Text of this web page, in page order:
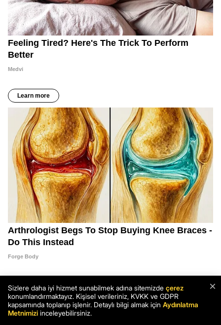
×
Sizlere daha iyi hizmet sunabilmek adına sitemizde çerez
konumlandırmaktayız. Kişisel verileriniz, KVKK ve GDPR
kapsamında toplanıp işlenir. Detaylı bilgi almak için Aydınlatma
Metnimizi inceleyebilirsiniz.